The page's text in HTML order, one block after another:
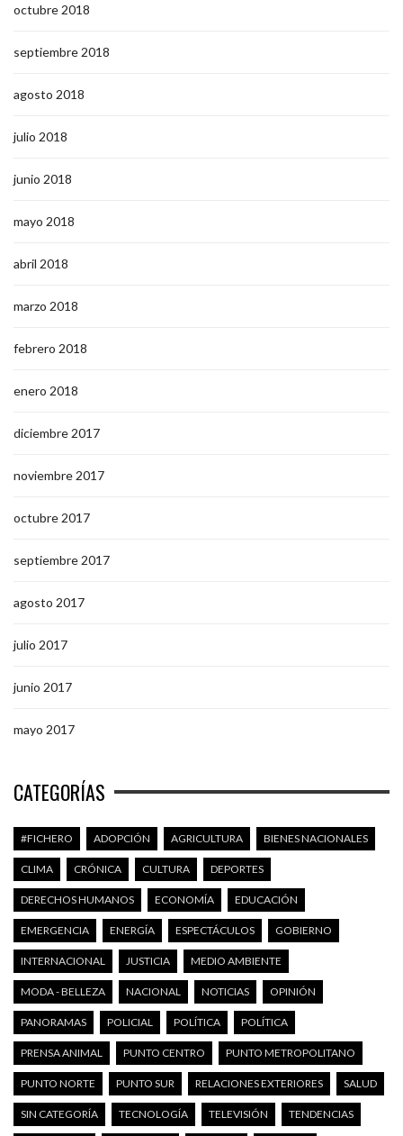
octubre 2018
septiembre 2018
agosto 2018
julio 2018
junio 2018
mayo 2018
abril 2018
marzo 2018
febrero 2018
enero 2018
diciembre 2017
noviembre 2017
octubre 2017
septiembre 2017
agosto 2017
julio 2017
junio 2017
mayo 2017
CATEGORÍAS
#FICHERO ADOPCIÓN AGRICULTURA BIENES NACIONALES
CLIMA CRÓNICA CULTURA DEPORTES
DERECHOS HUMANOS ECONOMÍA EDUCACIÓN
EMERGENCIA ENERGÍA ESPECTÁCULOS GOBIERNO
INTERNACIONAL JUSTICIA MEDIO AMBIENTE
MODA - BELLEZA NACIONAL NOTICIAS OPINIÓN
PANORAMAS POLICIAL POLÍTICA POLÍTICA
PRENSA ANIMAL PUNTO CENTRO PUNTO METROPOLITANO
PUNTO NORTE PUNTO SUR RELACIONES EXTERIORES SALUD
SIN CATEGORÍA TECNOLOGÍA TELEVISIÓN TENDENCIAS